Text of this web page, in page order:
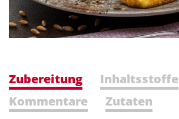
Zubereitung
Inhaltsstoffe
Kommentare
Zutaten